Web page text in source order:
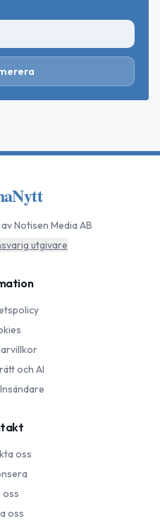
Notisen Media AB
utgivare
och AI
oss
oss
oss